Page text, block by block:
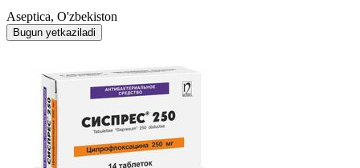
Aseptica, O'zbekiston
Bugun yetkaziladi